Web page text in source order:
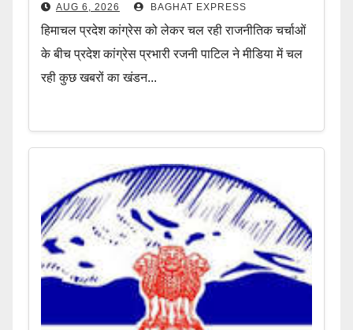
AUG 6, 2026 BAGHAT EXPRESS
हिमाचल प्रदेश कांग्रेस को लेकर चल रही राजनीतिक चर्चाओं
के बीच प्रदेश कांग्रेस प्रभारी रजनी पाटिल ने मीडिया में चल
रही कुछ खबरों का खंडन...